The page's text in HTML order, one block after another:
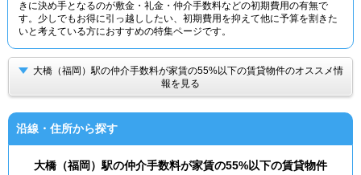
きに決め手となるのが敷金・礼金・仲介手数料などの初期費用の有無で
す。少しでもお得に引っ越ししたい、初期費用を抑えて他に予算を割きた
いと考えている方におすすめの特集ページです。
大橋（福岡）駅の仲介手数料が家賃の55%以下の賃貸物件のオススメ情
報を見る
沿線・住所から探す
大橋（福岡）駅の仲介手数料が家賃の55%以下の賃貸物件